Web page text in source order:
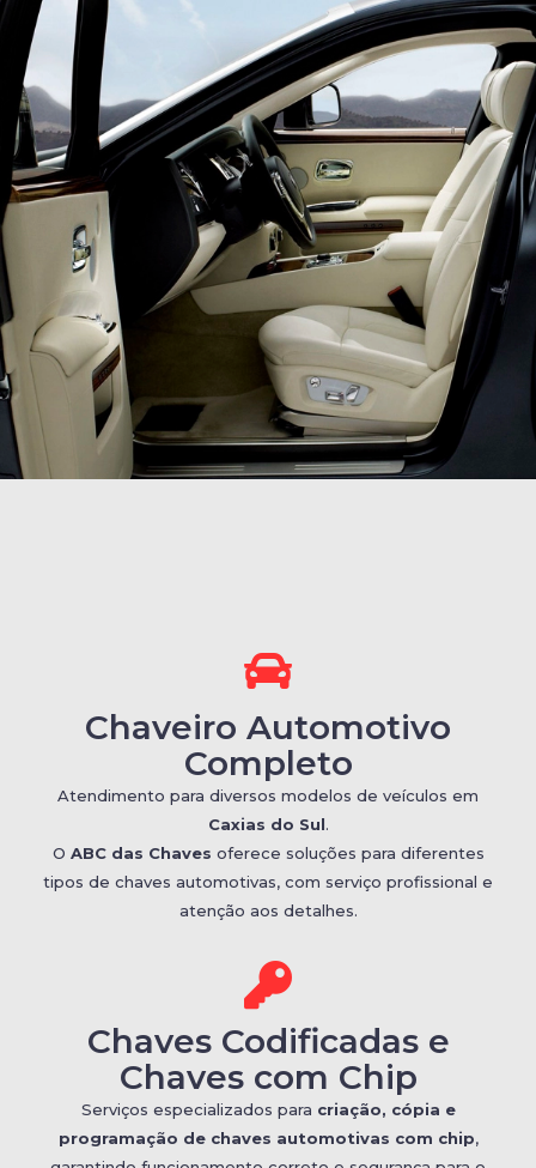
Chaveiro Automotivo
Completo
Atendimento para diversos modelos de veículos em
Caxias do Sul.
O ABC das Chaves oferece soluções para diferentes
tipos de chaves automotivas, com serviço profissional e
atenção aos detalhes.
Chaves Codificadas e
Chaves com Chip
Serviços especializados para criação, cópia e
programação de chaves automotivas com chip,